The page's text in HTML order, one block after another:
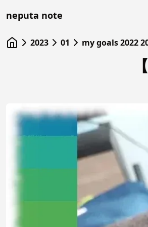
neputa note
2023 01 my goals 2022